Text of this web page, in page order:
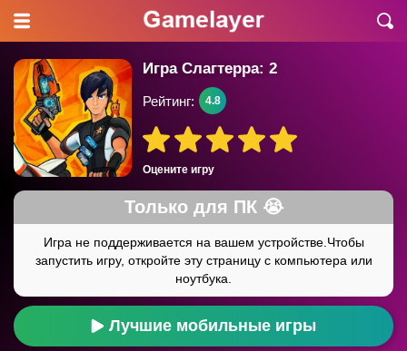
Игра Слагтерра: 2
Оцените игру
Рейтинг: 4.8
Лучшие мобильные игры